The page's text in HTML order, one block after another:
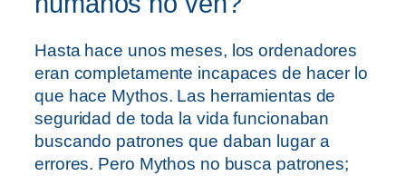
Hasta hace unos meses, los ordenadores
eran completamente incapaces de hacer lo
que hace Mythos. Las herramientas de
seguridad de toda la vida funcionaban
buscando patrones que daban lugar a
errores. Pero Mythos no busca patrones;